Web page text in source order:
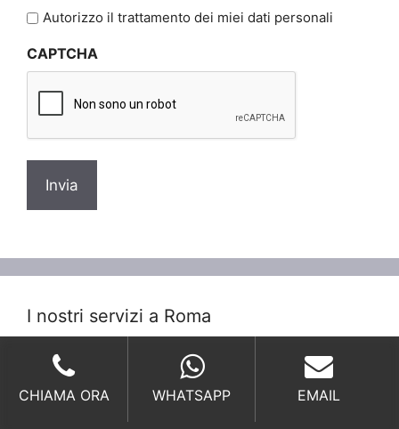
l'informativa
privacy
Autorizzo il trattamento dei miei dati personali
CAPTCHA
I nostri servizi a Roma
Derattizzazione Costi Roma
Derattizzazione Prezzi Roma
CHIAMA ORA WHATSAPP EMAIL